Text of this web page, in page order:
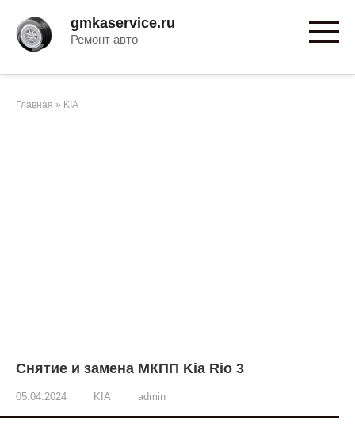
контенту
gmkaservice.ru
Ремонт авто
Главная » KIA
Снятие и замена МКПП Kia Rio 3
05.04.2024 KIA admin